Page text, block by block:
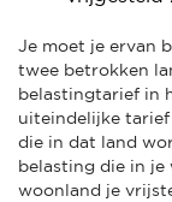
Je moet je ervan
twee betrokken
belastingtarief in
uiteindelijke
die in dat land
belasting die in je
woonland je